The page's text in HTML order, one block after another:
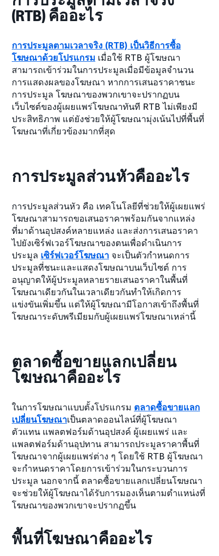
(RTB) คืออะไร
การประมูลตามเวลาจริง (RTB) เป็นวิธีการซื้อ
โฆษณาด้วยโปรแกรม เมื่อใช้ RTB ผู้โฆษณา
สามารถเข้าร่วมในการประมูลเมื่อมีข้อมูลจำนวน
การแสดงผลของโฆษณา หากการเสนอราคาชนะ
การประมูล โฆษณาของพวกเขาจะปรากฏบน
เว็บไซต์ของผู้เผยแพร่โฆษณาทันที RTB ไม่เพียงมี
ประสิทธิภาพ แต่ยังช่วยให้ผู้โฆษณามุ่งเน้นไปที่พื้นที่
โฆษณาที่เกี่ยวข้องมากที่สุด
การประมูลส่วนหัวคืออะไร
การประมูลส่วนหัว คือ เทคโนโลยีที่ช่วยให้ผู้เผยแพร่
โฆษณาสามารถขอเสนอราคาพร้อมกันจากแหล่ง
ที่มาด้านอุปสงค์หลายแหล่ง และส่งการเสนอราคา
ไปยังเซิร์ฟเวอร์โฆษณาของตนเพื่อดำเนินการ
ประมูล เซิร์ฟเวอร์โฆษณา จะเป็นตัวกำหนดการ
ประมูลที่ชนะและแสดงโฆษณาบนเว็บไซต์ การ
อนุญาตให้ผู้ประมูลหลายรายเสนอราคาในพื้นที่
โฆษณาเดียวกันในเวลาเดียวกันทำให้เกิดการ
แข่งขันเพิ่มขึ้น แต่ให้ผู้โฆษณามีโอกาสเข้าถึงพื้นที่
โฆษณาระดับพรีเมียมกับผู้เผยแพร่โฆษณาเหล่านี้
ตลาดซื้อขายแลกเปลี่ยน
โฆษณาคืออะไร
ในการโฆษณาแบบตั้งโปรแกรม ตลาดซื้อขายแลก
เปลี่ยนโฆษณาเป็นตลาดออนไลน์ที่ผู้โฆษณา
ตัวแทน แพลตฟอร์มด้านอุปสงค์ ผู้เผยแพร่ และ
แพลตฟอร์มด้านอุปทาน สามารถประมูลราคาพื้นที่
โฆษณาจากผู้เผยแพร่ต่าง ๆ โดยใช้ RTB ผู้โฆษณา
จะกำหนดราคาโดยการเข้าร่วมในกระบวนการ
ประมูล นอกจากนี้ ตลาดซื้อขายแลกเปลี่ยนโฆษณา
จะช่วยให้ผู้โฆษณาได้รับการมองเห็นตามตำแหน่งที่
โฆษณาของพวกเขาจะปรากฏขึ้น
พื้นที่โฆษณาคืออะไร